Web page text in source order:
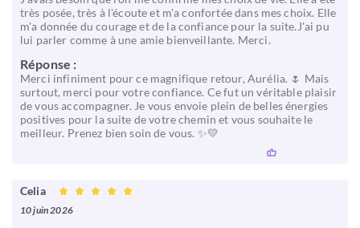
très posée, très à l'écoute et m'a confortée dans mes choix. Elle
m'a donnée du courage et de la confiance pour la suite.J'ai pu
lui parler comme à une amie bienveillante. Merci.
Réponse :
Merci infiniment pour ce magnifique retour, Aurélia. 🌷 Mais
surtout, merci pour votre confiance. Ce fut un véritable plaisir
de vous accompagner. Je vous envoie plein de belles énergies
positives pour la suite de votre chemin et vous souhaite le
meilleur. Prenez bien soin de vous. ✨💛
Celia
10 juin 2026